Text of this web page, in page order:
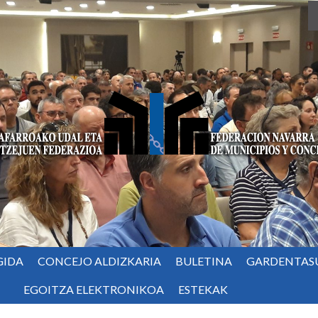
CONCEJO ALDIZKARIA BULETINA
EGOITZA ELEKTRONIKOA ESTEKAK